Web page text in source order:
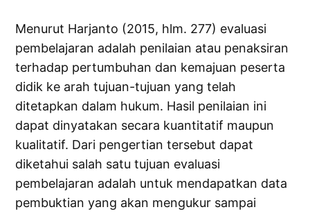
Menurut Harjanto (2015, hlm. 277) evaluasi
pembelajaran adalah penilaian atau penaksiran
terhadap pertumbuhan dan kemajuan peserta
didik ke arah tujuan-tujuan yang telah
ditetapkan dalam hukum. Hasil penilaian ini
dapat dinyatakan secara kuantitatif maupun
kualitatif. Dari pengertian tersebut dapat
diketahui salah satu tujuan evaluasi
pembelajaran adalah untuk mendapatkan data
pembuktian yang akan mengukur sampai